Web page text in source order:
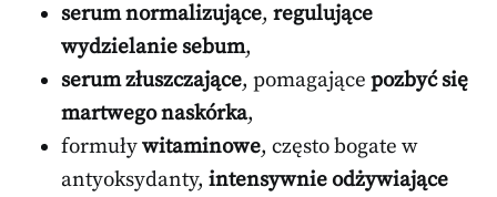
serum normalizujące, regulujące
wydzielanie sebum,
serum złuszczające, pomagające pozbyć się
martwego naskórka,
formuływitaminowe, często bogate w
antyoksydanty, intensywnie odżywiające